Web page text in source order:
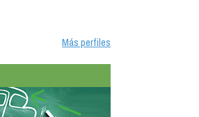
Más perfiles